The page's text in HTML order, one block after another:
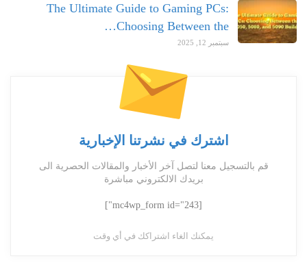
The Ultimate Guide to Gaming PCs:
Choosing Between the…
سبتمبر 12, 2025
اشترك في نشرتنا الإخبارية
قم بالتسجيل معنا لتصل آخر الأخبار والمقالات الحصرية الى
بريدك الالكتروني مباشرة
[mc4wp_form id="243"]
يمكنك الغاء اشتراكك في أي وقت